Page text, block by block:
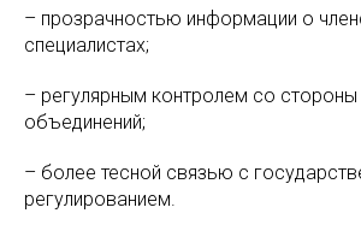
– прозрачностью информации о
специалистах;
– регулярным контролем со
объединений;
– более тесной связью с
регулированием.